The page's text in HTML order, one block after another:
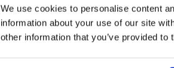
We use cookies to personalise content
information about your use of our site
other information that you’ve provided